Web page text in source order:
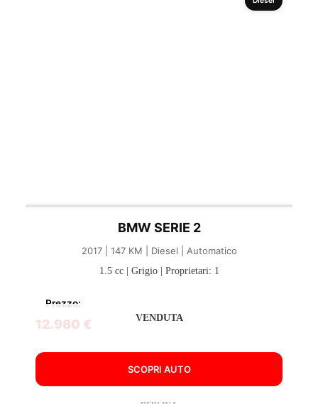
VENDUTA
BMW SERIE 2
2017 | 147 KM | Diesel | Automatico
1.5 cc | Grigio | Proprietari: 1
Prezzo:
12.980 €
SCOPRI AUTO